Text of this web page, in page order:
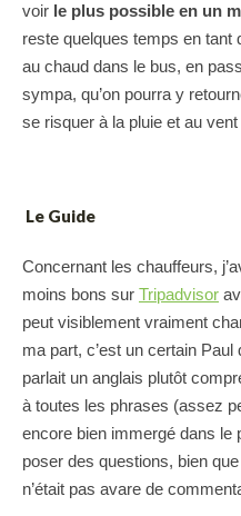
voir le plus possible en un
reste quelques temps en tant
au chaud dans le bus, en
sympa, qu’on pourra y
se risquer à la pluie et au
Le Guide
Concernant les chauffeurs,
moins bons sur Tripadvisor
peut visiblement vraiment
ma part, c’est un certain
parlait un anglais plutôt
à toutes les phrases (assez
encore bien immergé dans le
poser des questions, bien
n’était pas avare de